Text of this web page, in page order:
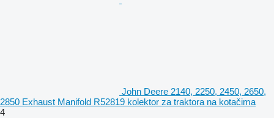
John Deere 2140, 2250, 2450, 2650,
2850 Exhaust Manifold R52819 kolektor za traktora na kotačima
4